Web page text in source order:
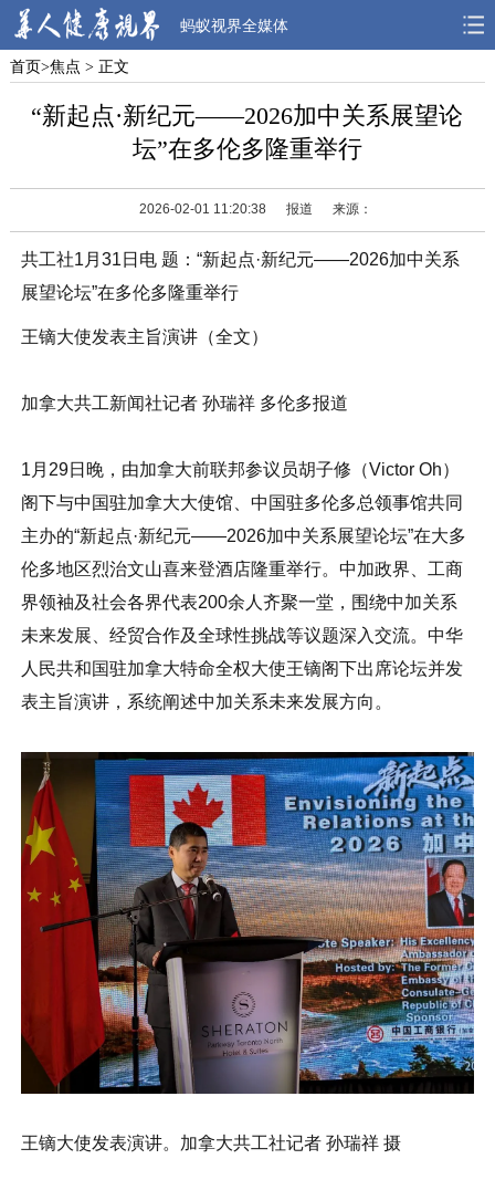
蚂蚁视界全媒体
首页 焦点 观点
风采
观察 解读 健康
首页>焦点 > 正文
“新起点·新纪元——2026加中关系展望论
坛”在多伦多隆重举行
2026-02-01 11:20:38 报道 来源：
共工社1月31日电 题：“新起点·新纪元——2026加中关系
展望论坛”在多伦多隆重举行
王镝大使发表主旨演讲（全文）
加拿大共工新闻社记者 孙瑞祥 多伦多报道
1月29日晚，由加拿大前联邦参议员胡子修（Victor Oh）
阁下与中国驻加拿大大使馆、中国驻多伦多总领事馆共同
主办的“新起点·新纪元——2026加中关系展望论坛”在大多
伦多地区烈治文山喜来登酒店隆重举行。中加政界、工商
界领袖及社会各界代表200余人齐聚一堂，围绕中加关系
未来发展、经贸合作及全球性挑战等议题深入交流。中华
人民共和国驻加拿大特命全权大使王镝阁下出席论坛并发
表主旨演讲，系统阐述中加关系未来发展方向。
王镝大使发表演讲。加拿大共工社记者 孙瑞祥 摄